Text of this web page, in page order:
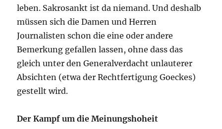
leben. Sakrosankt ist da niemand. Und deshalb
müssen sich die Damen und Herren
Journalisten schon die eine oder andere
Bemerkung gefallen lassen, ohne dass das
gleich unter den Generalverdacht unlauterer
Absichten (etwa der Rechtfertigung Goeckes)
gestellt wird.
Der Kampf um die Meinungshoheit